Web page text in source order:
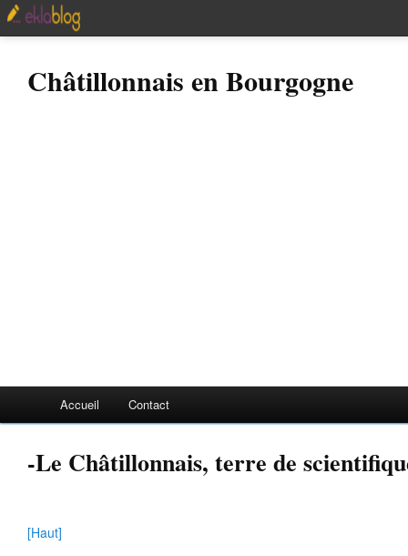
Châtillonnais en Bourgogne
Accueil Contact
-Le Châtillonnais, terre de
[Haut]